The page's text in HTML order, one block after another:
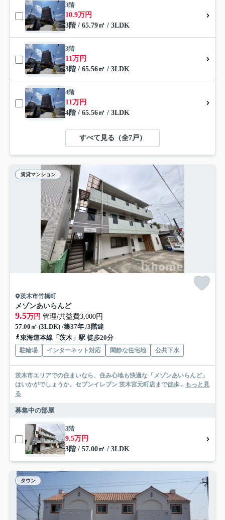
3階
10.9万円
3階 / 65.79㎡ / 3LDK
3階
11万円
3階 / 65.56㎡ / 3LDK
4階
11万円
4階 / 65.56㎡ / 3LDK
すべて見る（全7戸）
賃貸マンション
茨木市竹橋町
メゾンあいらんど
9.5万円 管理/共益費3,000円
57.00㎡ (3LDK) /築37年 /3階建
東海道本線「茨木」駅 徒歩20分
駐輪場 インターネット対応 閑静な住宅地 公共下水
茨木市エリアでの住まいなら、住み心地も快適な「メゾンあいらんど」
はいかがでしょうか。セブンイレブン 茨木宮元町店まで徒歩... もっと見
る
募集中の部屋
3階
9.5万円
3階 / 57.00㎡ / 3LDK
タウン